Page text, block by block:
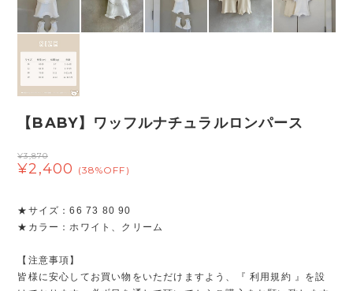
【BABY】ワッフルナチュラルロンパース
¥3,870
¥2,400 (38%OFF)
★サイズ：66 73 80 90
★カラー：ホワイト、クリーム
【注意事項】
皆様に安心してお買い物をいただけますよう、『 利用規約 』を設